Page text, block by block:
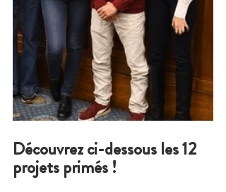
Découvrez ci-dessous les 12
projets primés !